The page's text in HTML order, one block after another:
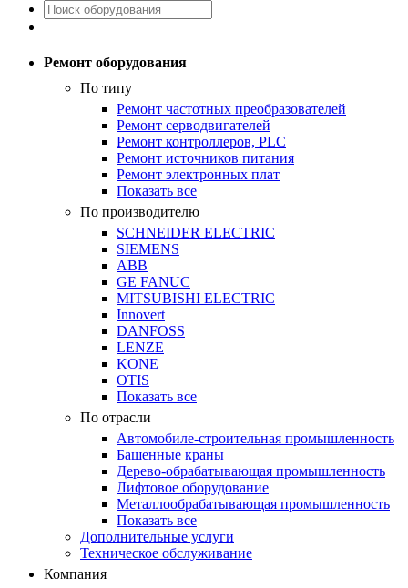
Ремонт оборудования
По типу
Ремонт частотных преобразователей
Ремонт серводвигателей
Ремонт контроллеров, PLC
Ремонт источников питания
Ремонт электронных плат
Показать все
По производителю
SCHNEIDER ELECTRIC
SIEMENS
ABB
GE FANUC
MITSUBISHI ELECTRIC
Innovert
DANFOSS
LENZE
KONE
OTIS
Показать все
По отрасли
Автомобиле-строительная промышленность
Башенные краны
Дерево-обрабатывающая промышленность
Лифтовое оборудование
Металлообрабатывающая промышленность
Показать все
Дополнительные услуги
Техническое обслуживание
Компания